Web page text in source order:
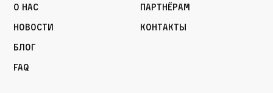
О нас
Новости
Блог
FAQ
Партнёрам
Контакты